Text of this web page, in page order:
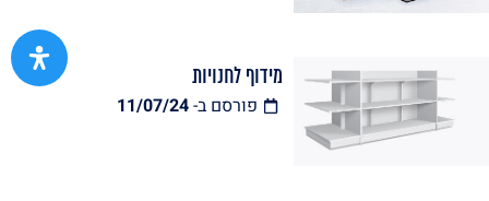
מידוף לחנויות
פורסם ב-11/07/24